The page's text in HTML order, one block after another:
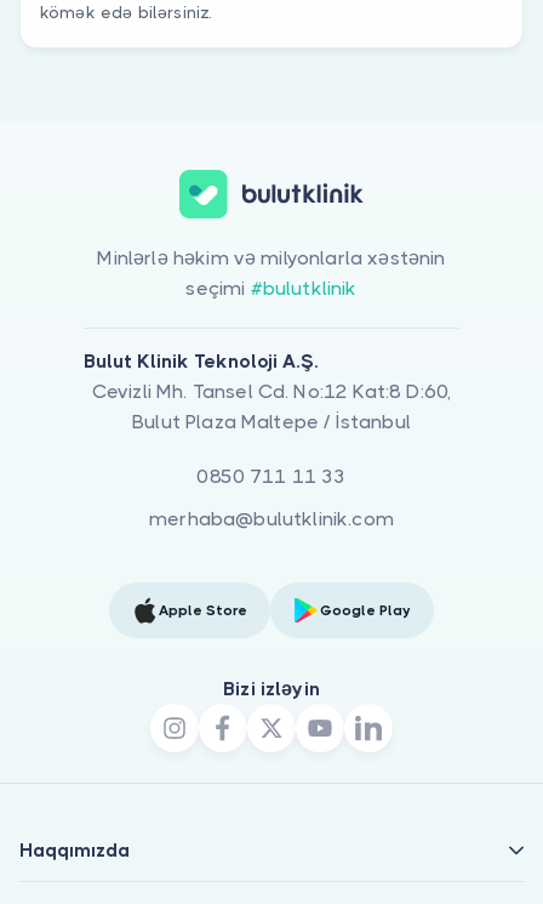
kömək edə bilərsiniz.
Minlərlə həkim və milyonlarla xəstənin
seçimi #bulutklinik
Bulut Klinik Teknoloji A.Ş.
Cevizli Mh. Tansel Cd. No:12 Kat:8 D:60,
Bulut Plaza Maltepe / İstanbul
0850 711 11 33
merhaba@bulutklinik.com
Apple Store Google Play
Bizi izləyin
Haqqımızda